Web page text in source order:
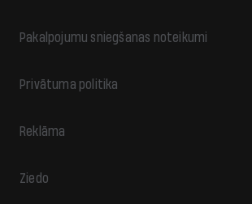
Pakalpojumu sniegšanas noteikumi
Privātuma politika
Reklāma
Ziedo